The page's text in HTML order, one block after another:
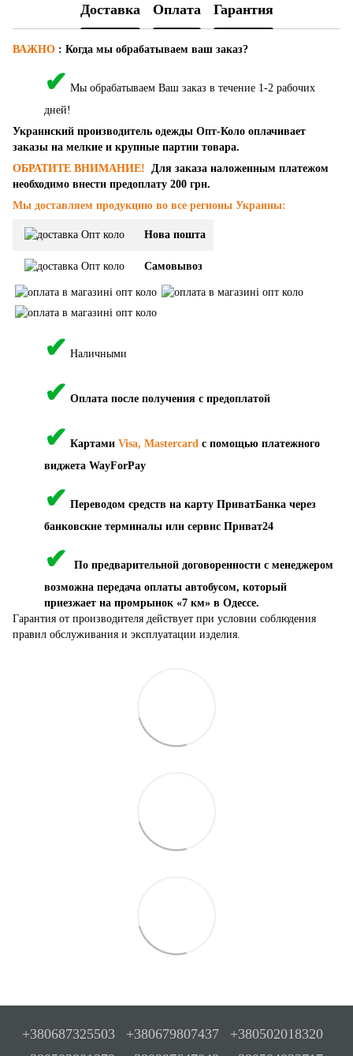
Доставка Оплата Гарантия
ВАЖНО : Когда мы обрабатываем ваш заказ?
✔ Мы обрабатываем Ваш заказ в течение 1-2 рабочих
дней!
Украинский производитель одежды Опт-Коло оплачивает
заказы на мелкие и крупные партии товара.
ОБРАТИТЕ ВНИМАНИЕ!
Для заказа наложенным платежом
необходимо внести предоплату 200 грн.
Мы доставляем продукцию во все регионы Украины:
Нова пошта
Самовывоз
✔ Наличными
✔ Оплата после получения с предоплатой
✔ Картами Visa, Mastercard с помощью платежного
виджета WayForPay
✔ Переводом средств на карту ПриватБанка через
банковские терминалы или сервис Приват24
✔
По предварительной договоренности с менеджером
возможна передача оплаты автобусом, который
приезжает на промрынок «7 км» в Одессе.
Гарантия от производителя действует при условии соблюдения
правил обслуживания и эксплуатации изделия.
+380687325503 +380679807437
+380502018320